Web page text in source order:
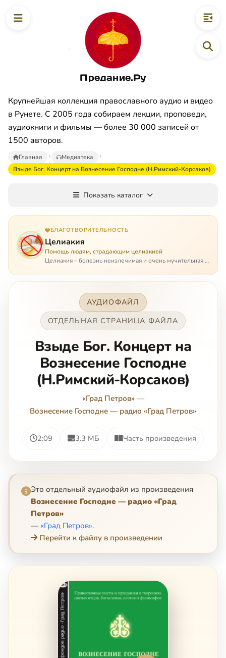
Предание.Ру
Крупнейшая коллекция православного аудио и видео
в Рунете. С 2005 года собираем лекции, проповеди,
аудиокниги и фильмы — более 30 000 записей от
1500 авторов.
Главная
Медиатека
Взыде Бог. Концерт на Вознесение Господне (Н.Римский-Корсаков)
Показать каталог
БЛАГОТВОРИТЕЛЬНОСТЬ
Целиакия
Помощь людям, страдающим целиакией
Целиакия – болезнь неизлечимая и очень мучительная.
целиакией страдает в одиночестве, не представляя
АУДИОФАЙЛ
ОТДЕЛЬНАЯ СТРАНИЦА ФАЙЛА
Взыде Бог. Концерт на
Вознесение Господне
(Н.Римский-Корсаков)
«Град Петров» —
Вознесение Господне — радио «Град Петров»
2:09 3.3 МБ Часть произведения
Это отдельный аудиофайл из произведения
Вознесение Господне — радио «Град
Петров»
— «Град Петров».
Перейти к файлу в произведении